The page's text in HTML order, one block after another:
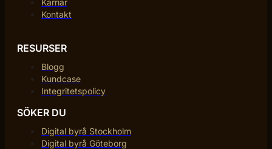
Karriär
Kontakt
RESURSER
Blogg
Kundcase
Integritetspolicy
SÖKER DU
Digital byrå Stockholm
Digital byrå Göteborg